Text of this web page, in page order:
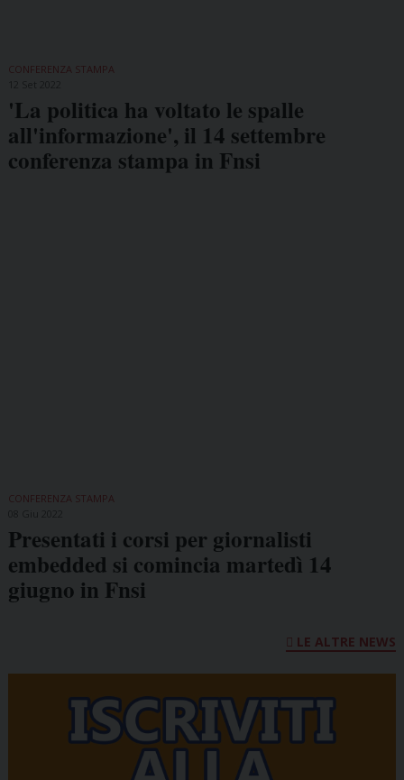
CONFERENZA STAMPA
'La politica ha voltato le spalle
all'informazione', il 14 settembre
conferenza stampa in Fnsi
CONFERENZA STAMPA
Presentati i corsi per giornalisti
embedded si comincia martedì 14
giugno in Fnsi
LE ALTRE NEWS